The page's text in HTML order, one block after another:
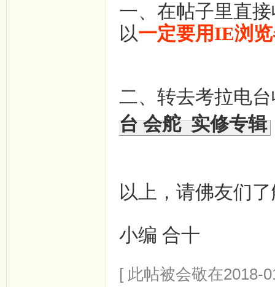
一、在帖子里直
以一定要用IE浏
二、转去考拉电
台 会舵 实修专辑
以上，请佛友们
小编 合十
[ 此帖被会敬在2018-